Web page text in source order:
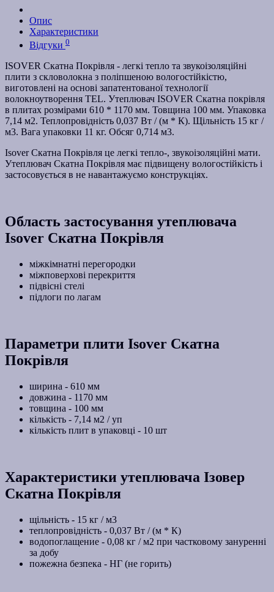
Опис
Характеристики
Відгуки 0
ISOVER Скатна Покрівля - легкі тепло та звукоізоляційні
плити з скловолокна з поліпшеною вологостійкістю,
виготовлені на основі запатентованої технології
волокноутворення TEL. Утеплювач ISOVER Скатна покрівля
в плитах розмірами 610 * 1170 мм. Товщина 100 мм. Упаковка
7,14 м2. Теплопровідність 0,037 Вт / (м * К). Щільність 15 кг /
м3. Вага упаковки 11 кг. Обсяг 0,714 м3.
Isover Скатна Покрівля це легкі тепло-, звукоізоляційні мати.
Утеплювач Скатна Покрівля має підвищену вологостійкість і
застосовується в не навантажуємо конструкціях.
Область застосування утеплювача
Isover Скатна Покрівля
міжкімнатні перегородки
міжповерхові перекриття
підвісні стелі
підлоги по лагам
Параметри плити Isover Скатна
Покрівля
ширина - 610 мм
довжина - 1170 мм
товщина - 100 мм
кількість - 7,14 м2 / уп
кількість плит в упаковці - 10 шт
Характеристики утеплювача Ізовер
Скатна Покрівля
щільність - 15 кг / м3
теплопровідність - 0,037 Вт / (м * К)
водопоглащение - 0,08 кг / м2 при частковому зануренні
за добу
пожежна безпека - НГ (не горить)